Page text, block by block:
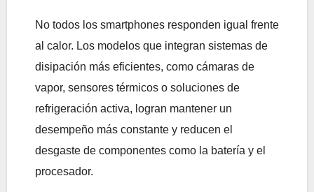
No todos los smartphones responden igual frente
al calor. Los modelos que integran sistemas de
disipación más eficientes, como cámaras de
vapor, sensores térmicos o soluciones de
refrigeración activa, logran mantener un
desempeño más constante y reducen el
desgaste de componentes como la batería y el
procesador.